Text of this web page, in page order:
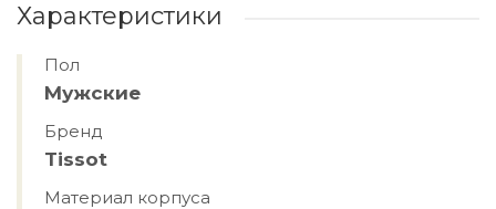
Характеристики
Пол
Мужские
Бренд
Tissot
Материал корпуса